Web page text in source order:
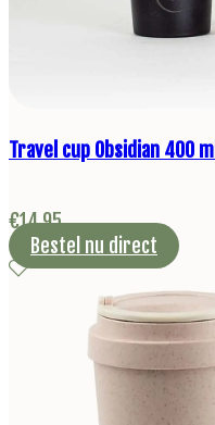
Travel cup Obsidian 400 ml
€14,95
Bestel nu direct